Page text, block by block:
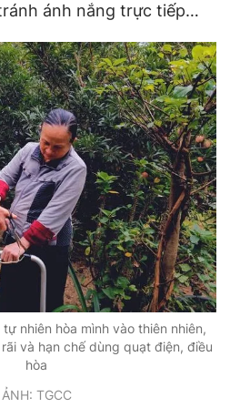
ánh nắng trực tiếp…
nhiên hòa mình vào thiên nhiên,
và hạn chế dùng quạt điện, điều
hòa
ẢNH: TGCC